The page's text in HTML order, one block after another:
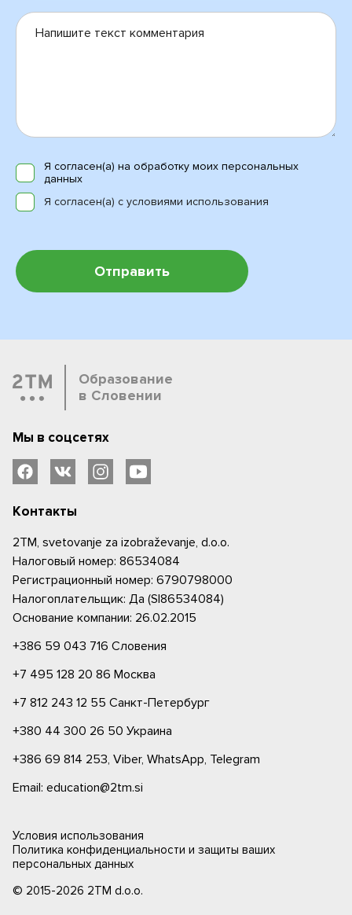
Я согласен(а) на обработку моих персональных
данных
Я согласен(а) с условиями использования
Образование
в Словении
Мы в соцсетях
Контакты
2TM, svetovanje za izobraževanje, d.o.o.
Налоговый номер: 86534084
Регистрационный номер: 6790798000
Налогоплательщик: Да (SI86534084)
Основание компании: 26.02.2015
+386 59 043 716 Словения
+7 495 128 20 86 Москва
+7 812 243 12 55 Санкт-Петербург
+380 44 300 26 50 Украина
+386 69 814 253, Viber, WhatsApp, Telegram
Email: education@2tm.si
Условия использования
Политика конфиденциальности и защиты ваших
персональных данных
© 2015-2026 2TM d.o.o.